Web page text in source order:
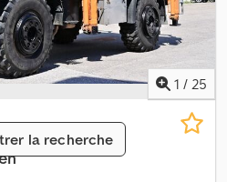
1 / 25
100
la recherche